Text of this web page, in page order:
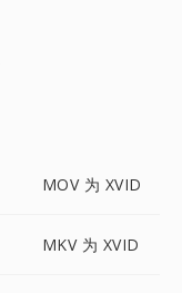
MOV 为 XVID
MKV 为 XVID